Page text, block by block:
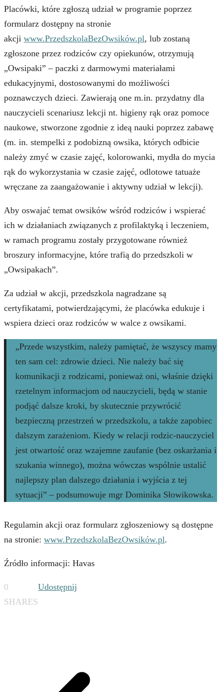
Placówki, które zgłoszą udział w programie poprzez
formularz dostępny na stronie
akcji www.PrzedszkolaBezOwsików.pl, lub zostaną
zgłoszone przez rodziców czy opiekunów, otrzymują
„Owsipaki” – paczki z darmowymi materiałami
edukacyjnymi, dostosowanymi do możliwości
poznawczych dzieci. Zawierają one m.in. przydatny dla
nauczycieli scenariusz lekcji nt. higieny rąk oraz pomoce
naukowe, stworzone zgodnie z ideą nauki poprzez zabawę
(m. in. stempelki z podobizną owsika, których odbicie
należy zmyć w czasie zajęć, kolorowanki, mydła do mycia
rąk do wykorzystania w czasie zajęć, odlotowe tatuaże
wręczane za zaangażowanie i aktywny udział w lekcji).
Aby oswajać temat owsików wśród rodziców i wspierać
ich w działaniach związanych z profilaktyką i leczeniem,
w ramach programu zostały przygotowane również
broszury informacyjne, które trafią do przedszkoli w
„Owsipakach”.
Za udział w akcji, przedszkola nagradzane są
certyfikatami, potwierdzającymi, że placówka edukuje i
wspiera dzieci oraz rodziców w walce z owsikami.
„Przede wszystkim, należy pamiętać, że wszyscy mamy
ten sam cel: zdrowie dzieci. Nie należy bać się
komunikacji z rodzicami, ponieważ oni, właśnie dzięki
rzetelnym informacjom od nauczycieli, będą w stanie
podjąć dalsze kroki, by skutecznie przywrócić
bezpieczną przestrzeń w przedszkolu, a także zapobiec
dalszym zarażeniom. Kiedy w relacji rodzic-nauczyciel
jest otwartość oraz wzajemne zaufanie (bez oskarżania i
szukania winnego), można wówczas wspólnie ustalić
najlepszy plan dalszego działania i wyjścia z tej
sytuacji” – podsumowuje mgr Dominika Słowikowska.
Regulamin akcji oraz formularz zgłoszeniowy są dostępne
na stronie: www.PrzedszkolaBezOwsików.pl.
Źródło informacji: Havas
0
SHARES
Udostępnij